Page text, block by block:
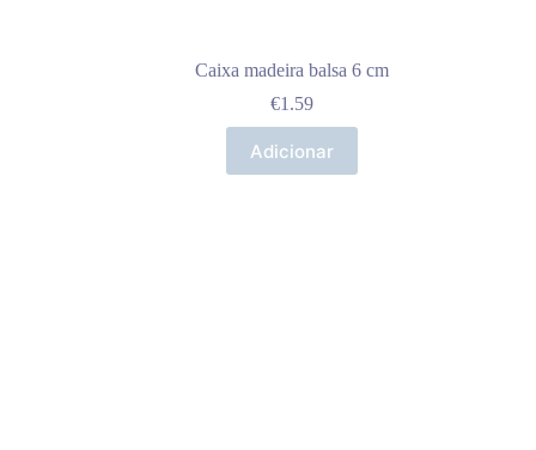
Caixa madeira balsa 6 cm
€1.59
Adicionar